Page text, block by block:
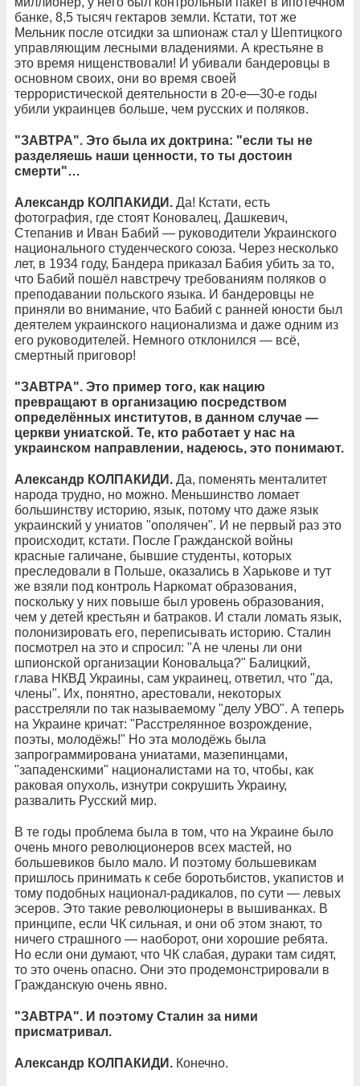
банке, 8,5 тысяч гектаров земли. Кстати, тот же
Мельник после отсидки за шпионаж стал у Шептицкого
управляющим лесными владениями. А крестьяне в
это время нищенствовали! И убивали бандеровцы в
основном своих, они во время своей
террористической деятельности в 20-е—30-е годы
убили украинцев больше, чем русских и поляков.
"ЗАВТРА". Это была их доктрина: "если ты не
разделяешь наши ценности, то ты достоин
смерти"…
Александр КОЛПАКИДИ. Да! Кстати, есть
фотография, где стоят Коновалец, Дашкевич,
Степанив и Иван Бабий — руководители Украинского
национального студенческого союза. Через несколько
лет, в 1934 году, Бандера приказал Бабия убить за то,
что Бабий пошёл навстречу требованиям поляков о
преподавании польского языка. И бандеровцы не
приняли во внимание, что Бабий с ранней юности был
деятелем украинского национализма и даже одним из
его руководителей. Немного отклонился — всё,
смертный приговор!
"ЗАВТРА". Это пример того, как нацию
превращают в организацию посредством
определённых институтов, в данном случае —
церкви униатской. Те, кто работает у нас на
украинском направлении, надеюсь, это понимают.
Александр КОЛПАКИДИ. Да, поменять менталитет
народа трудно, но можно. Меньшинство ломает
большинству историю, язык, потому что даже язык
украинский у униатов "ополячен". И не первый раз это
происходит, кстати. После Гражданской войны
красные галичане, бывшие студенты, которых
преследовали в Польше, оказались в Харькове и тут
же взяли под контроль Наркомат образования,
поскольку у них повыше был уровень образования,
чем у детей крестьян и батраков. И стали ломать язык,
полонизировать его, переписывать историю. Сталин
посмотрел на это и спросил: "А не члены ли они
шпионской организации Коновальца?" Балицкий,
глава НКВД Украины, сам украинец, ответил, что "да,
члены". Их, понятно, арестовали, некоторых
расстреляли по так называемому "делу УВО". А теперь
на Украине кричат: "Расстрелянное возрождение,
поэты, молодёжь!" Но эта молодёжь была
запрограммирована униатами, мазепинцами,
"западенскими" националистами на то, чтобы, как
раковая опухоль, изнутри сокрушить Украину,
развалить Русский мир.
В те годы проблема была в том, что на Украине было
очень много революционеров всех мастей, но
большевиков было мало. И поэтому большевикам
пришлось принимать к себе боротьбистов, укапистов и
тому подобных национал-радикалов, по сути — левых
эсеров. Это такие революционеры в вышиванках. В
принципе, если ЧК сильная, и они об этом знают, то
ничего страшного — наоборот, они хорошие ребята.
Но если они думают, что ЧК слабая, дураки там сидят,
то это очень опасно. Они это продемонстрировали в
Гражданскую очень явно.
"ЗАВТРА". И поэтому Сталин за ними
присматривал.
Александр КОЛПАКИДИ. Конечно.